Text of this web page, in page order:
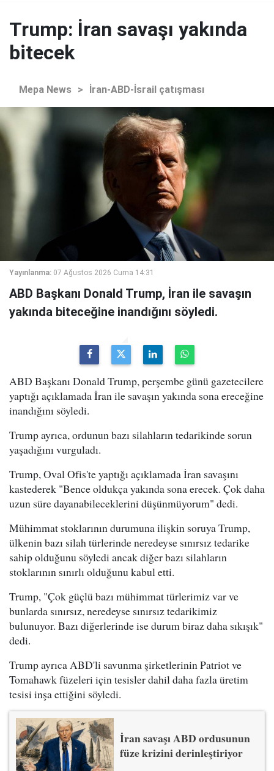
Trump: İran savaşı yakında
bitecek
Mepa News > İran-ABD-İsrail çatışması
Yayınlanma: 07 Ağustos 2026 Cuma 14:31
ABD Başkanı Donald Trump, İran ile savaşın
yakında biteceğine inandığını söyledi.
ABD Başkanı Donald Trump, perşembe günü gazetecilere
yaptığı açıklamada İran ile savaşın yakında sona ereceğine
inandığını söyledi.
Trump ayrıca, ordunun bazı silahların tedarikinde sorun
yaşadığını vurguladı.
Trump, Oval Ofis'te yaptığı açıklamada İran savaşını
kastederek "Bence oldukça yakında sona erecek. Çok daha
uzun süre dayanabileceklerini düşünmüyorum" dedi.
Mühimmat stoklarının durumuna ilişkin soruya Trump,
ülkenin bazı silah türlerinde neredeyse sınırsız tedarike
sahip olduğunu söyledi ancak diğer bazı silahların
stoklarının sınırlı olduğunu kabul etti.
Trump, "Çok güçlü bazı mühimmat türlerimiz var ve
bunlarda sınırsız, neredeyse sınırsız tedarikimiz
bulunuyor. Bazı diğerlerinde ise durum biraz daha sıkışık"
dedi.
Trump ayrıca ABD'li savunma şirketlerinin Patriot ve
Tomahawk füzeleri için tesisler dahil daha fazla üretim
tesisi inşa ettiğini söyledi.
İran savaşı ABD ordusunun
füze krizini derinleştiriyor